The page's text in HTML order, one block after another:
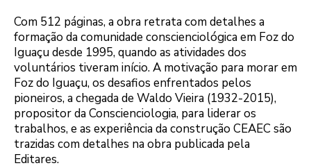
Com 512 páginas, a obra retrata com detalhes a
formação da comunidade conscienciológica em Foz do
Iguaçu desde 1995, quando as atividades dos
voluntários tiveram início. A motivação para morar em
Foz do Iguaçu, os desafios enfrentados pelos
pioneiros, a chegada de Waldo Vieira (1932-2015),
propositor da Conscienciologia, para liderar os
trabalhos, e as experiência da construção CEAEC são
trazidas com detalhes na obra publicada pela
Editares.